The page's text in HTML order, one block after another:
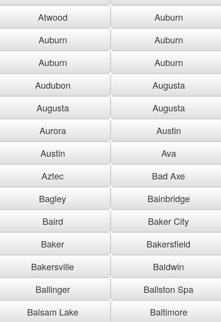
Atwood
Auburn
Auburn
Auburn
Auburn
Auburn
Audubon
Augusta
Augusta
Augusta
Aurora
Austin
Austin
Ava
Aztec
Bad Axe
Bagley
Bainbridge
Baird
Baker City
Baker
Bakersfield
Bakersville
Baldwin
Ballinger
Ballston Spa
Balsam Lake
Baltimore